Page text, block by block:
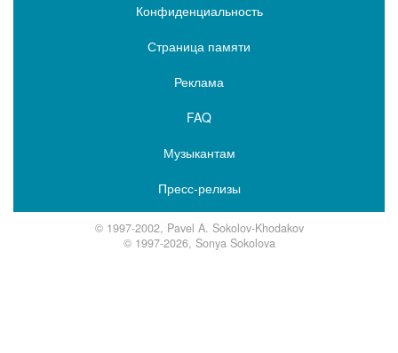
Конфиденциальность
Страница памяти
Реклама
FAQ
Музыкантам
Пресс-релизы
© 1997-2002, Pavel A. Sokolov-Khodakov
© 1997-2026, Sonya Sokolova